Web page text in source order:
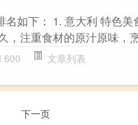
名如下： 1. 意大利 特色
，注重食材的原汁原味，
600 文章列表
下一页